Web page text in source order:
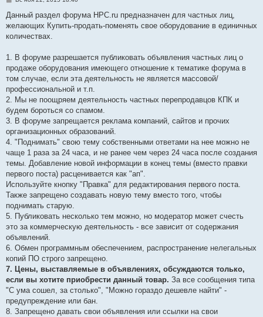
о
щ
е
е
Данный раздел форума HPC.ru предназначен для частных лиц,
желающих Купить-продать-поменять свое оборудование в единичных
количествах.
1. В форуме разрешается публиковать объявления частных лиц о
продаже оборудования имеющего отношение к тематике форума в
том случае, если эта деятельность не является массовой/
профессиональной и т.п.
2. Мы не поощряем деятельность частных перепродавцов КПК и
будем бороться со спамом.
3. В форуме запрещается реклама компаний, сайтов и прочих
организационных образований.
4. "Поднимать" свою тему собственными ответами на нее можно не
чаще 1 раза за 24 часа, и не ранее чем через 24 часа после создания
темы. Добавление новой информации в конец темы (вместо правки
первого поста) расценивается как "ап".
Используйте кнопку "Правка" для редактирования первого поста.
Также запрещено создавать новую тему вместо того, чтобы
поднимать старую.
5. Публиковать несколько тем можно, но модератор может счесть
это за коммерческую деятельность - все зависит от содержания
объявлений.
6. Обмен программным обеспечением, распространение нелегальных
копий ПО строго запрещено.
7. Цены, выставляемые в объявлениях, обсуждаются только,
если вы хотите приобрести данный товар. За все сообщения типа
"С ума сошел, за столько", "Можно гораздо дешевле найти" -
предупреждение или бан.
8. Запрещено давать свои объявления или ссылки на свои